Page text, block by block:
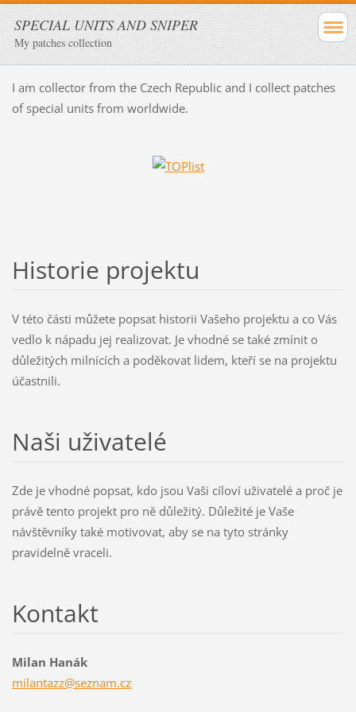
SPECIAL UNITS AND SNIPER
My patches collection
I am collector from the Czech Republic and I collect patches
of special units from worldwide.
Historie projektu
V této části můžete popsat historii Vašeho projektu a co Vás
vedlo k nápadu jej realizovat. Je vhodné se také zmínit o
důležitých milnících a poděkovat lidem, kteří se na projektu
účastnili.
Naši uživatelé
Zde je vhodné popsat, kdo jsou Vaši cíloví uživatelé a proč je
právě tento projekt pro ně důležitý. Důležité je Vaše
návštěvníky také motivovat, aby se na tyto stránky
pravidelně vraceli.
Kontakt
Milan Hanák
milantazz@seznam.cz